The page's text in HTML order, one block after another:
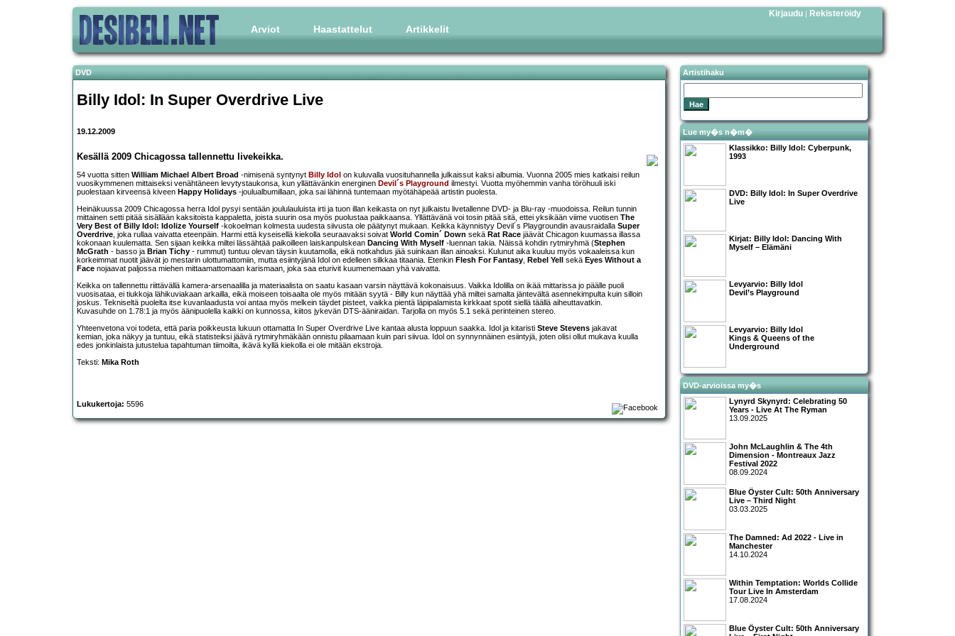
Arviot Haastattelut Artikkelit
Kirjaudu | Rekisteröidy
DVD
Billy Idol: In Super Overdrive Live
19.12.2009
Kesällä 2009 Chicagossa tallennettu livekeikka.
54 vuotta sitten William Michael Albert Broad -nimisenä syntynyt Billy Idol on kuluvalla vuosituhannella julkaissut kaksi albumia. Vuonna 2005 mies katkaisi reilun
vuosikymmenen mittaiseksi venähtäneen levytystaukonsa, kun yllättävänkin energinen Devil´s Playground ilmestyi. Vuotta myöhemmin vanha töröhuuli iski
puolestaan kirveensä kiveen Happy Holidays -joulualbumillaan, joka sai lähinnä tuntemaan myötähäpeää artistin puolesta.
Heinäkuussa 2009 Chicagossa herra Idol pysyi sentään joululauluista irti ja tuon illan keikasta on nyt julkaistu livetallenne DVD- ja Blu-ray -muodoissa. Reilun tunnin
mittainen setti pitää sisällään kaksitoista kappaletta, joista suurin osa myös puolustaa paikkaansa. Yllättävänä voi tosin pitää sitä, ettei yksikään viime vuotisen The
Very Best of Billy Idol: Idolize Yourself -kokoelman kolmesta uudesta siivusta ole päätynyt mukaan. Keikka käynnistyy Devil´s Playgroundin avausraidalla Super
Overdrive, joka rullaa vaivatta eteenpäin. Harmi että kyseisellä kiekolla seuraavaksi soivat World Comin´ Down sekä Rat Race jäävät Chicagon kuumassa illassa
kokonaan kuulematta. Sen sijaan keikka miltei lässähtää paikoilleen laiskanpulskean Dancing With Myself -luennan takia. Näissä kohdin rytmiryhmä (Stephen
McGrath - basso ja Brian Tichy - rummut) tuntuu olevan täysin kuutamolla, eikä notkahdus jää suinkaan illan ainoaksi. Kulunut aika kuuluu myös vokaaleissa kun
korkeimmat nuotit jäävät jo mestarin ulottumattomiin, mutta esiintyjänä Idol on edelleen silkkaa titaania. Etenkin Flesh For Fantasy, Rebel Yell sekä Eyes Without a
Face nojaavat paljossa miehen mittaamattomaan karismaan, joka saa eturivit kuumenemaan yhä vaivatta.
Keikka on tallennettu riittävällä kamera-arsenaalilla ja materiaalista on saatu kasaan varsin näyttävä kokonaisuus. Vaikka Idolilla on ikää mittarissa jo päälle puoli
vuosisataa, ei tiukkoja lähikuviakaan arkailla, eikä moiseen toisaalta ole myös mitään syytä - Billy kun näyttää yhä miltei samalta jäntevältä asennekimpulta kuin silloin
joskus. Tekniseltä puolelta itse kuvanlaadusta voi antaa myös melkein täydet pisteet, vaikka pientä läpipalamista kirkkaat spotit siellä täällä aiheuttavatkin.
Kuvasuhde on 1.78:1 ja myös äänipuolella kaikki on kunnossa, kiitos jykevän DTS-ääniraidan. Tarjolla on myös 5.1 sekä perinteinen stereo.
Yhteenvetona voi todeta, että paria poikkeusta lukuun ottamatta In Super Overdrive Live kantaa alusta loppuun saakka. Idol ja kitaristi Steve Stevens jakavat
kemian, joka näkyy ja tuntuu, eikä statisteiksi jäävä rytmiryhmäkään onnistu pilaamaan kuin pari siivua. Idol on synnynnäinen esiintyjä, joten olisi ollut mukava kuulla
edes jonkinlaista jutustelua tapahtuman tiimoilta, ikävä kyllä kiekolla ei ole mitään ekstroja.
Teksti: Mika Roth
Lukukertoja: 5596
Artistihaku
Lue my�s n�m�
Klassikko: Billy Idol: Cyberpunk,
1993
DVD: Billy Idol: In Super Overdrive
Live
Kirjat: Billy Idol: Dancing With
Myself – Elämäni
Levyarvio: Billy Idol
Devil’s Playground
Levyarvio: Billy Idol
Kings & Queens of the
Underground
DVD-arvioissa my�s
Lynyrd Skynyrd: Celebrating 50
Years - Live At The Ryman
13.09.2025
John McLaughlin & The 4th
Dimension - Montreaux Jazz
Festival 2022
08.09.2024
Blue Öyster Cult: 50th Anniversary
Live – Third Night
03.03.2025
The Damned: Ad 2022 - Live in
Manchester
14.10.2024
Within Temptation: Worlds Collide
Tour Live In Amsterdam
17.08.2024
Blue Öyster Cult: 50th Anniversary